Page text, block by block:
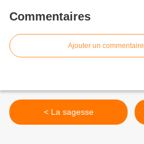
Commentaires
Ajouter un commentaire
< La sagesse